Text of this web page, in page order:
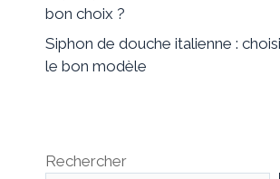
bon choix ?
Siphon de douche italienne :
le bon modèle
Rechercher